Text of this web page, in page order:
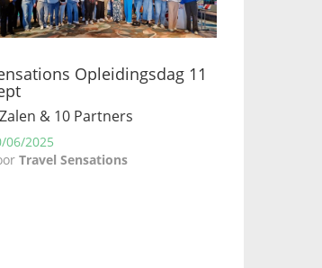
Opleidingsdag 11
& 10 Partners
06/2025
Travel Sensations